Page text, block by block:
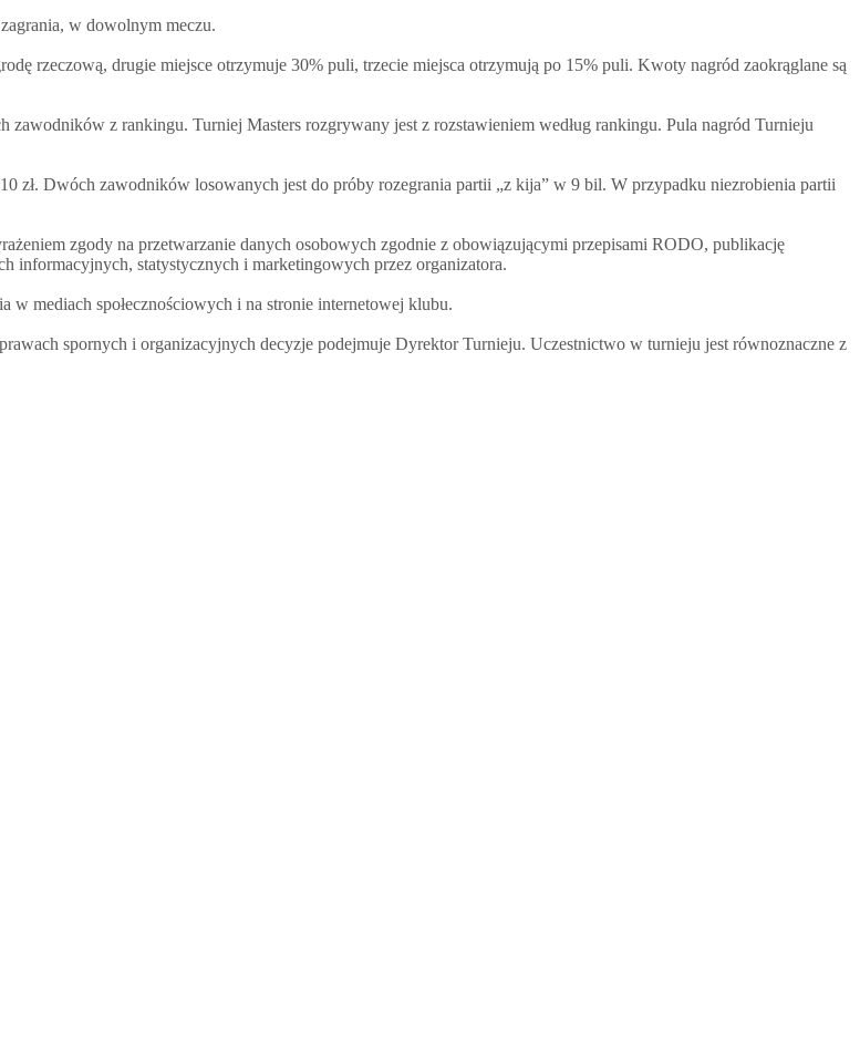
w dowolnym meczu.
rzeczową, drugie miejsce otrzymuje 30% puli, trzecie miejsca otrzymują po 15% puli. Kwoty nagród zaokrąglane są
z rankingu. Turniej Masters rozgrywany jest z rozstawieniem według rankingu. Pula nagród Turnieju
zł. Dwóch zawodników losowanych jest do próby rozegrania partii „z kija” w 9 bil. W przypadku niezrobienia partii
zgody na przetwarzanie danych osobowych zgodnie z obowiązującymi przepisami RODO, publikację
informacyjnych, statystycznych i marketingowych przez organizatora.
mediach społecznościowych i na stronie internetowej klubu.
spornych i organizacyjnych decyzje podejmuje Dyrektor Turnieju. Uczestnictwo w turnieju jest równoznaczne z